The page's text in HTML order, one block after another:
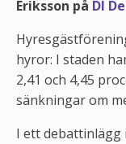
Eriksson på DI
hyror: I staden
2,41 och 4,45
sänkningar om
I ett debattinlägg